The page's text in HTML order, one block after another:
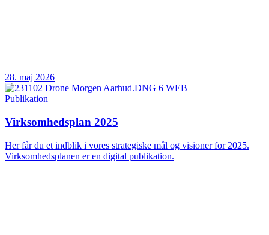
28. maj 2026
Publikation
Virksomhedsplan 2025
Her får du et indblik i vores strategiske mål og visioner for 2025.
Virksomhedsplanen er en digital publikation.